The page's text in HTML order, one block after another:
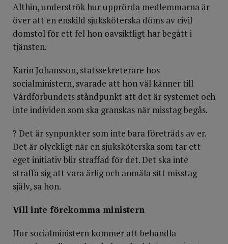
Althin, underströk hur upprörda medlemmarna är
över att en enskild sjuksköterska döms av civil
domstol för ett fel hon oavsiktligt har begått i
tjänsten.
Karin Johansson, statssekreterare hos
socialministern, svarade att hon väl känner till
Vårdförbundets ståndpunkt att det är systemet och
inte individen som ska granskas när misstag begås.
? Det är synpunkter som inte bara företräds av er.
Det är olyckligt när en sjuksköterska som tar ett
eget initiativ blir straffad för det. Det ska inte
straffa sig att vara ärlig och anmäla sitt misstag
själv, sa hon.
Vill inte förekomma ministern
Hur socialministern kommer att behandla